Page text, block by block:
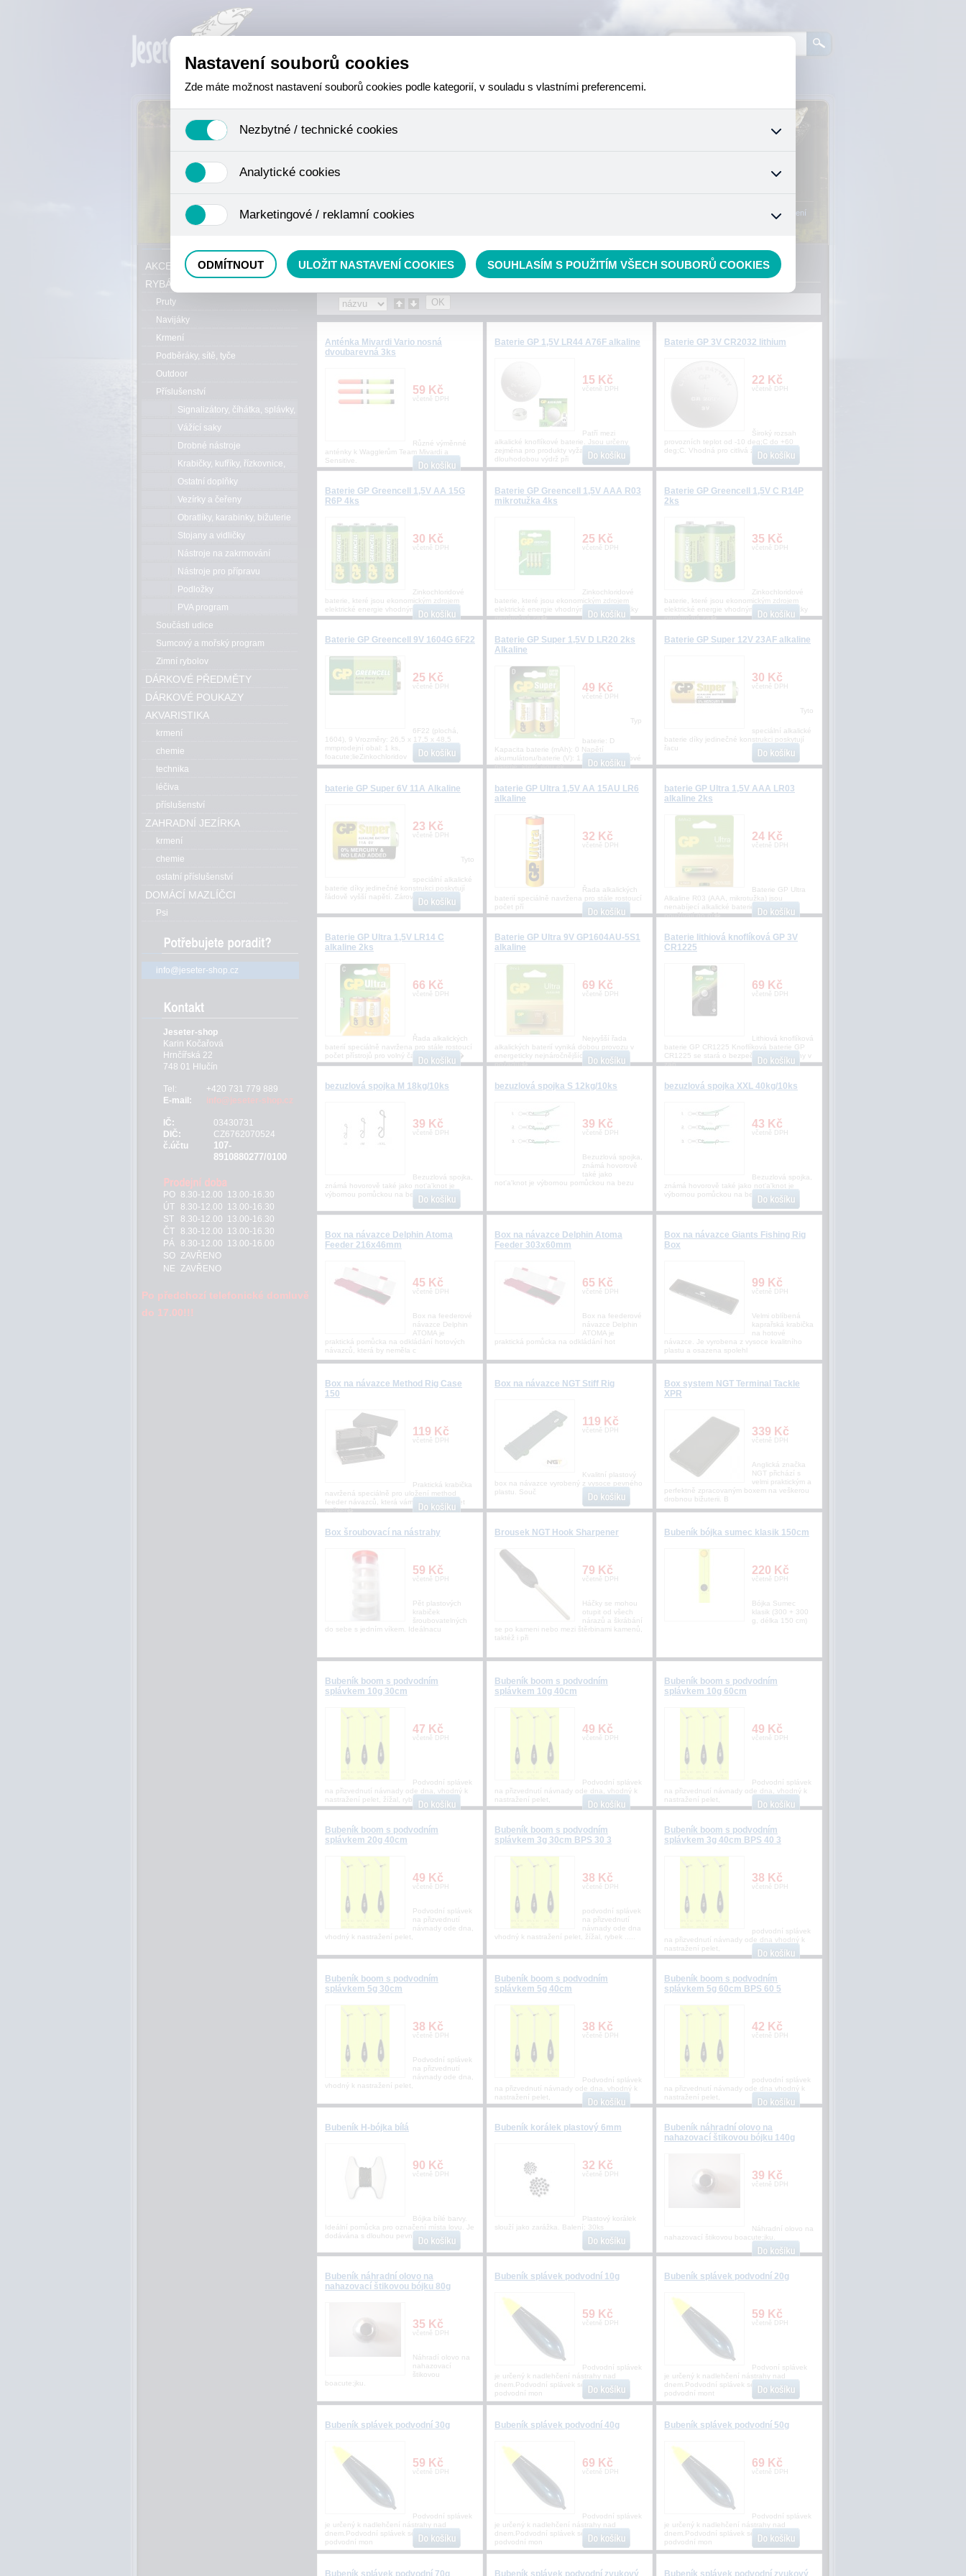
Přihlášení
RYBÁŘSKÝ SORTIMENT
Anténka Mivardi Vario nosná
dvoubarevná 3ks
59 Kč
včetně DPH
Různé výměnné
anténky k Wagglerům Team Mivardi a
Sensitive.
Baterie GP 1,5V LR44 A76F alkaline
15 Kč
včetně DPH
Patří mezi
alkalické knoflíkové baterie. Jsou určeny
zejména pro produkty vyžadující
dlouhodobou výdrž při
Baterie GP 3V CR2032 lithium
22 Kč
včetně DPH
Široký rozsah
provozních teplot od -10 deg;C do +60
deg;C. Vhodná pro citlivá zař
Baterie GP Greencell 1,5V AA 15G
R6P 4ks
30 Kč
včetně DPH
Zinkochloridové
baterie, které jsou ekonomickým zdrojem
elektrické energie vhodným p
Baterie GP Greencell 1,5V AAA R03
mikrotužka 4ks
25 Kč
včetně DPH
Zinkochloridové
baterie, které jsou ekonomickým zdrojem
elektrické energie vhodným pro energeticky
nenáročná za�
Baterie GP Greencell 1,5V C R14P
2ks
35 Kč
včetně DPH
Zinkochloridové
baterie, které jsou ekonomickým zdrojem
elektrické energie vhodným pro energeticky
nenáročná za�
Baterie GP Greencell 9V 1604G 6F22
25 Kč
včetně DPH
6F22 (plochá,
1604), 9 Vrozměry: 26,5 x 17,5 x 48,5
mmprodejní obal: 1 ks,
foacute;lieZinkochloridov
Baterie GP Super 1,5V D LR20 2ks
Alkaline
49 Kč
včetně DPH
Typ
baterie: D
Kapacita baterie (mAh): 0 Napětí
akumulátoru/baterie (V): 1.5 Zinkochloridové
baterie, které jsou ek
Baterie GP Super 12V 23AF alkaline
30 Kč
včetně DPH
Tyto
speciální alkalické
baterie díky jedinečné konstrukci poskytují
řacu
baterie GP Super 6V 11A Alkaline
23 Kč
včetně DPH
Tyto
speciální alkalické
baterie díky jedinečné konstrukci poskytují
řádově vyšší napětí. Zároveň jsou
baterie GP Ultra 1,5V AA 15AU LR6
alkaline
32 Kč
včetně DPH
Řada alkalických
baterií speciálně navržena pro stále rostoucí
počet pří
baterie GP Ultra 1,5V AAA LR03
alkaline 2ks
24 Kč
včetně DPH
Baterie GP Ultra
Alkaline R03 (AAA, mikrotužka) jsou
nenabíjecí alkalické baterie. Nejčastěji
používají do př�
Baterie GP Ultra 1,5V LR14 C
alkaline 2ks
66 Kč
včetně DPH
Řada alkalických
baterií speciálně navržena pro stále rostoucí
počet přístrojů pro volný čas s impulsněj�
Baterie GP Ultra 9V GP1604AU-5S1
alkaline
69 Kč
včetně DPH
Nejvyšší řada
alkalických baterií vyniká dobou provozu v
energeticky nejnáročnějších zařízeních
požaduj�
Baterie lithiová knoflíková GP 3V
CR1225
69 Kč
včetně DPH
Lithiová knoflíková
baterie GP CR1225 Knoflíková baterie GP
CR1225 se stará o bezpečnost vaší rodiny v
zab
bezuzlová spojka M 18kg/10ks
39 Kč
včetně DPH
Bezuzlová spojka,
známá hovorově také jako not'a'knot je
výbornou pomůckou na bezu
bezuzlová spojka S 12kg/10ks
39 Kč
včetně DPH
Bezuzlová spojka,
známá hovorově
také jako
not'a'knot je výbornou pomůckou na bezu
bezuzlová spojka XXL 40kg/10ks
43 Kč
včetně DPH
Bezuzlová spojka,
známá hovorově také jako not'a'knot je
výbornou pomůckou na bezu
Box na návazce Delphin Atoma
Feeder 216x46mm
45 Kč
včetně DPH
Box na feederové
návazce Delphin
ATOMA je
praktická pomůcka na odkládání hotových
návazců, která by neměla c
Box na návazce Delphin Atoma
Feeder 303x60mm
65 Kč
včetně DPH
Box na feederové
návazce Delphin
ATOMA je
praktická pomůcka na odkládání hot
Box na návazce Giants Fishing Rig
Box
99 Kč
včetně DPH
Velmi oblíbená
kaprařská krabička
na hotové
návazce. Je vyrobena z vysoce kvalitního
plastu a osazena spolehl
Box na návazce Method Rig Case
150
119 Kč
včetně DPH
Praktická krabička
navržená speciálně pro uložení method
feeder návazců, která vám pomůže udržet
vešker�
Box na návazce NGT Stiff Rig
119 Kč
včetně DPH
Kvalitní plastový
box na návazce vyrobený z vysoce pevného
plastu. Souč
Box system NGT Terminal Tackle
XPR
339 Kč
včetně DPH
Anglická značka
NGT přichází s
velmi praktickým a
perfektně zpracovaným boxem na veškerou
drobnou bižuterii. B
Box šroubovací na nástrahy
59 Kč
včetně DPH
Pět plastových
krabiček
šroubovatelných
do sebe s jedním víkem. Ideálnacu
Brousek NGT Hook Sharpener
79 Kč
včetně DPH
Háčky se mohou
otupit od všech
nárazů a škrábání
se po kameni nebo mezi štěrbinami kamenů,
taktéž i při
Bubeník bójka sumec klasik 150cm
220 Kč
včetně DPH
Bójka Sumec
klasik (300 + 300
g, délka 150 cm)
Bubeník boom s podvodním
splávkem 10g 30cm
47 Kč
včetně DPH
Podvodní splávek
na přizvednutí návnady ode dna, vhodný k
nastražení pelet, žížal, rybek .....
Bubeník boom s podvodním
splávkem 10g 40cm
49 Kč
včetně DPH
Podvodní splávek
na přizvednutí návnady ode dna, vhodný k
nastražení pelet,
Bubeník boom s podvodním
splávkem 10g 60cm
49 Kč
včetně DPH
Podvodní splávek
na přizvednutí návnady ode dna, vhodný k
nastražení pelet,
Bubeník boom s podvodním
splávkem 20g 40cm
49 Kč
včetně DPH
Podvodní splávek
na přizvednutí
návnady ode dna,
vhodný k nastražení pelet,
Bubeník boom s podvodním
splávkem 3g 30cm BPS 30 3
38 Kč
včetně DPH
podvodní splávek
na přizvednutí
návnady ode dna
vhodný k nastražení pelet, žížal, rybek .....
Bubeník boom s podvodním
splávkem 3g 40cm BPS 40 3
38 Kč
včetně DPH
podvodní splávek
na přizvednutí návnady ode dna vhodný k
nastražení pelet,
Bubeník boom s podvodním
splávkem 5g 30cm
38 Kč
včetně DPH
Podvodní splávek
na přizvednutí
návnady ode dna,
vhodný k nastražení pelet,
Bubeník boom s podvodním
splávkem 5g 40cm
38 Kč
včetně DPH
Podvodní splávek
na přizvednutí návnady ode dna, vhodný k
nastražení pelet,
Bubeník boom s podvodním
splávkem 5g 60cm BPS 60 5
42 Kč
včetně DPH
podvodní splávek
na přizvednutí návnady ode dna vhodný k
nastražení pelet,
Bubeník H-bójka bílá
90 Kč
včetně DPH
Bójka bílé barvy.
Ideální pomůcka pro označení místa lovu. Je
dodávána s dlouhou pevnou šňůrou.
Bubeník korálek plastový 6mm
32 Kč
včetně DPH
Plastový korálek
slouží jako zarážka. Balení: 30ks
Bubeník náhradní olovo na
nahazovací štikovou bójku 140g
39 Kč
včetně DPH
Náhradní olovo na
nahazovací štikovou boacute;jku.
Bubeník náhradní olovo na
nahazovací štikovou bójku 80g
35 Kč
včetně DPH
Náhradí olovo na
nahazovací
štikovou
boacute;jku.
Bubeník splávek podvodní 10g
59 Kč
včetně DPH
Podvodní splávek
je určený k nadlehčení nástrahy nad
dnem.Podvodní splávek se používá na
podvodní mon
Bubeník splávek podvodní 20g
59 Kč
včetně DPH
Podvoní splávek
je určený k nadlehčení nástrahy nad
dnem.Podvodní splávek se používá na
podvodní mont
Bubeník splávek podvodní 30g
59 Kč
včetně DPH
Podvodní splávek
je určený k nadlehčení nástrahy nad
dnem.Podvodní splávek se používá na
podvodní mon
Bubeník splávek podvodní 40g
69 Kč
včetně DPH
Podvodní splávek
je určený k nadlehčení nástrahy nad
dnem.Podvodní splávek se používá na
podvodní mon
Bubeník splávek podvodní 50g
69 Kč
včetně DPH
Podvodní splávek
je určený k nadlehčení nástrahy nad
dnem.Podvodní splávek se používá na
podvodní mon
Bubeník splávek podvodní 70g Bubeník splávek podvodní zvukový Bubeník splávek podvodní zvukový
AKCE, SLEVY, VÝPRODEJ
RYBÁŘSKÝ SORTIMENT
Pruty
Navijáky
Krmení
Podběráky, sítě, tyče
Outdoor
Příslušenství
Signalizátory, číhátka, splávky,
bójky
Vážící saky
Drobné nástroje
Krabičky, kufříky, řízkovnice,
kbelíky
Ostatní doplňky
Vezírky a čeřeny
Obratlíky, karabinky, bižuterie
Stojany a vidličky
Nástroje na zakrmování
Nástroje pro přípravu
Podložky
PVA program
Součásti udice
Sumcový a mořský program
Zimní rybolov
DÁRKOVÉ PŘEDMĚTY
DÁRKOVÉ POUKAZY
AKVARISTIKA
krmení
chemie
technika
léčiva
příslušenství
ZAHRADNÍ JEZÍRKA
krmení
chemie
ostatní příslušenství
DOMÁCÍ MAZLÍČCI
Psi
info@jeseter-shop.cz
Jeseter-shop
Karin Kočařová
Hrnčířská 22
748 01 Hlučín
Tel:
+420 731 779 889
E-mail:
info@jeseter-shop.cz
IČ:
03430731
DIČ:
CZ6762070524
č.účtu
107-
8910880277/0100
PO 8.30-12.00 13.00-16.30
ÚT
8.30-12.00 13.00-16.30
ST
8.30-12.00 13.00-16.30
ČT
8.30-12.00 13.00-16.30
PÁ
8.30-12.00 13.00-16.00
SO ZAVŘENO
NE ZAVŘENO
Po předchozí telefonické domluvě
do 17.00!!!
Nastavení souborů cookies
Zde máte možnost nastavení souborů cookies podle kategorií, v souladu s vlastními preferencemi.
Nezbytné / technické cookies
se mimo jiné k ukládání produktů v nákupním košíku, ovládání filtrů a také nastavení souhlasu s uživáním cookies. Pro tyto cookies
není zapotřebí Váš souhlas a není možné jej ani odebrat.
Analytické cookies
nejedná o osobní údaje, protože anonymizované cookies nelze přiřadit konkrétnímu uživateli. Proto nedokážeme zjistit navštívené
odkazy, prohlížené zboží apod.
Marketingové / reklamní cookies
ODMÍTNOUT ULOŽIT NASTAVENÍ COOKIES SOUHLASÍM S POUŽITÍM VŠECH SOUBORŮ COOKIES